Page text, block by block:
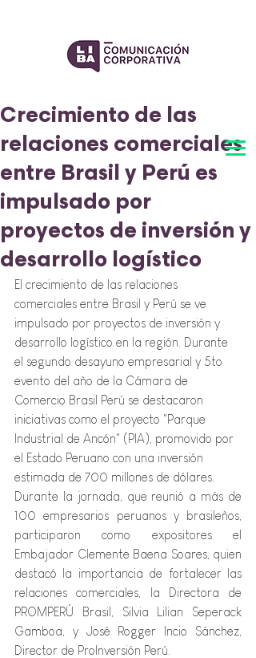
Crecimiento de las
relaciones comerciales
entre Brasil y Perú es
impulsado por
proyectos de inversión y
desarrollo logístico
El crecimiento de las relaciones
comerciales entre Brasil y Perú se ve
impulsado por proyectos de inversión y
desarrollo logístico en la región. Durante
el segundo desayuno empresarial y 5to
evento del año de la Cámara de
Comercio Brasil Perú se destacaron
iniciativas como el proyecto "Parque
Industrial de Ancón" (PIA), promovido por
el Estado Peruano con una inversión
estimada de 700 millones de dólares.
Durante la jornada, que reunió a más de
100 empresarios peruanos y brasileños,
participaron como expositores el
Embajador Clemente Baena Soares, quien
destacó la importancia de fortalecer las
relaciones comerciales, la Directora de
PROMPERÚ Brasil, Silvia Lilian Seperack
Gamboa, y José Rogger Incio Sánchez,
Director de ProInversión Perú.